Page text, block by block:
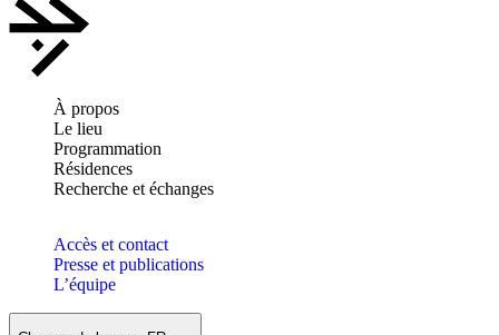
À propos
Le lieu
Programmation
Résidences
Recherche et échanges
Accès et contact
Presse et publications
L’équipe